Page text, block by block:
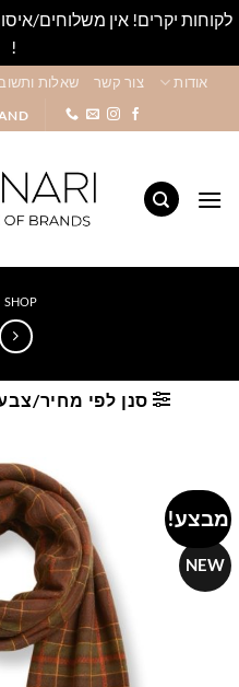
!
content
אודות צור קשר שאלות
SHOP
סנן לפי מחיר/
מבצע!
NEW